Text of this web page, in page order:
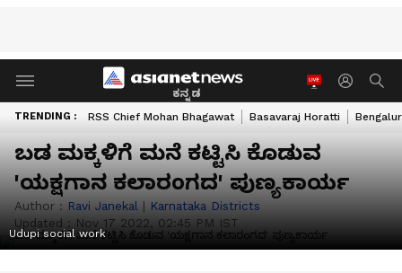
ಕನ್ನಡ
TRENDING : RSS Chief Mohan Bhagawat Basavaraj Horatti
ಬಡ ಮಕ್ಕಳಿಗೆ ಮನೆ ಕಟ್ಟಿಸಿ ಕೊಡುವ
'ಯಕ್ಷಗಾನ ಕಲಾರಂಗದ' ಪುಣ್ಯಕಾರ್ಯ
Author : Ravi Janekal | Karnataka Districts
Updated : Nov 17 2022, 02:45 PM IST
Udupi social work